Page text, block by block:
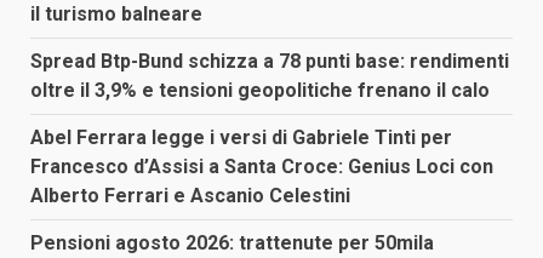
il turismo balneare
Spread Btp-Bund schizza a 78 punti base: rendimenti
oltre il 3,9% e tensioni geopolitiche frenano il calo
Abel Ferrara legge i versi di Gabriele Tinti per
Francesco d’Assisi a Santa Croce: Genius Loci con
Alberto Ferrari e Ascanio Celestini
Pensioni agosto 2026: trattenute per 50mila